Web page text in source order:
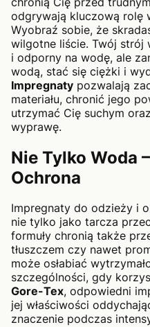
odgrywają kluczową rolę
Wyobraź sobie, że
wilgotne liście. Twój strój
i odporny na wodę, ale
wodą, stać się ciężki i
Impregnaty pozwalają
materiału, chronić jego
utrzymać Cię suchym
wyprawę.
Nie Tylko Woda
Ochrona
Impregnaty do odzieży i
nie tylko jako tarcza
formuły chronią także
tłuszczem czy nawet
może osłabiać
szczególności, gdy
Gore-Tex, odpowiedni
jej właściwości
znaczenie podczas